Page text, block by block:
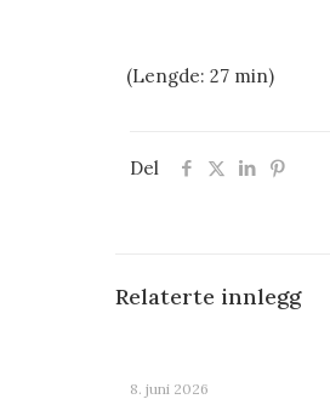
(Lengde: 27 min)
Del
Relaterte innlegg
8. juni 2026